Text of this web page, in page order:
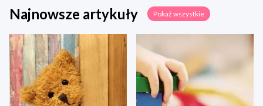
Najnowsze artykuły Pokaż wszystkie